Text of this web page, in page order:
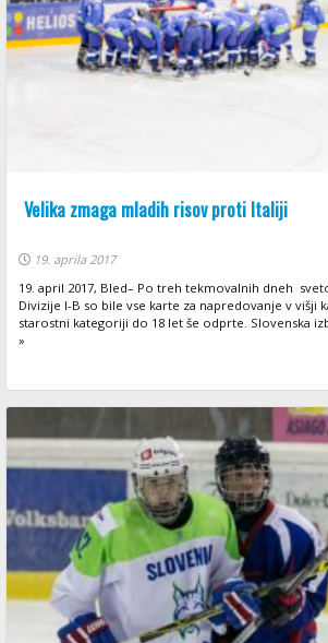
Velika zmaga mladih risov proti Italiji
19. aprila 2017
19. april 2017, Bled– Po treh tekmovalnih dneh
Divizije I-B so bile vse karte za napredovanje v višji
starostni kategoriji do 18 let še odprte. Slovenska
»